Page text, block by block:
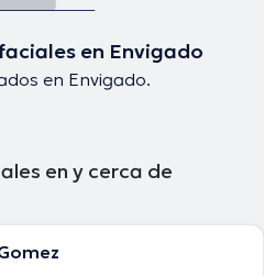
en Envigado
en Envigado.
en y cerca de